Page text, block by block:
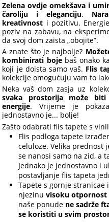
Zelena ovdje omekšava i
čaroliju i eleganciju.
kreativnost i pozitivu.
poziv na zabavu, na
da svoj dom zaista „obojite”.
A znate što je najbolje?
kombinirati bojebaš onako
koji je doista samo vaš. Flis
kolekcije omogućuju vam to
Neka vaš dom zasja uz
svaka prostorija može
energije. Vrijeme je
jednostavno je... bolje!
Zašto odabrati flis tapete s
Flis podloga tapete
celuloze. Velika prednost
se nanosi samo na zid, a
Jednako je jednostavno i
postavljanje flis tapeta
Tapete s gornje stranicae
njezinuvisoku otpornost
naše ponude ne sadrže
se koristiti u svim